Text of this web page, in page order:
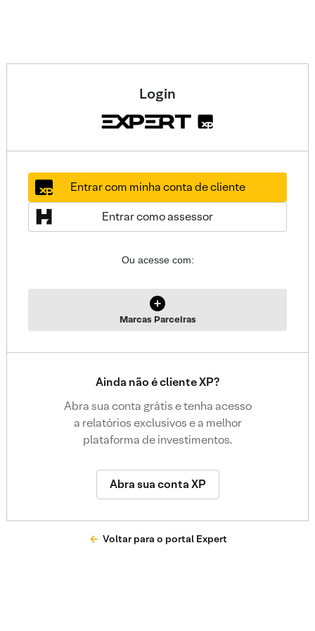
Login
Entrar com minha conta de cliente
Entrar como assessor
Ou acesse com:
Marcas Parceiras
Ainda não é cliente XP?
Abra sua conta grátis e tenha acesso
a relatórios exclusivos e a melhor
plataforma de investimentos.
Abra sua conta XP
Voltar para o portal Expert